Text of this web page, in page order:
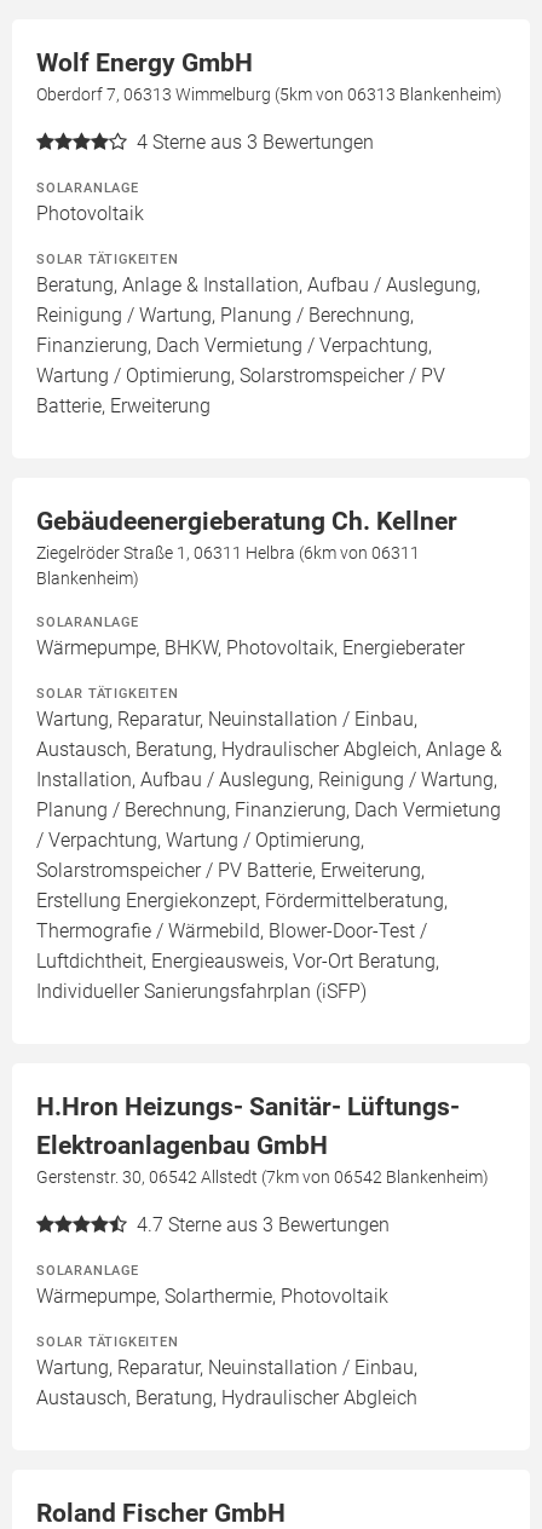
Wolf Energy GmbH
Oberdorf 7, 06313 Wimmelburg (5km von 06313 Blankenheim)
4 Sterne aus 3 Bewertungen
SOLARANLAGE
Photovoltaik
SOLAR TÄTIGKEITEN
Beratung, Anlage & Installation, Aufbau / Auslegung,
Reinigung / Wartung, Planung / Berechnung,
Finanzierung, Dach Vermietung / Verpachtung,
Wartung / Optimierung, Solarstromspeicher / PV
Batterie, Erweiterung
Gebäudeenergieberatung Ch. Kellner
Ziegelröder Straße 1, 06311 Helbra (6km von 06311
Blankenheim)
SOLARANLAGE
Wärmepumpe, BHKW, Photovoltaik, Energieberater
SOLAR TÄTIGKEITEN
Wartung, Reparatur, Neuinstallation / Einbau,
Austausch, Beratung, Hydraulischer Abgleich, Anlage &
Installation, Aufbau / Auslegung, Reinigung / Wartung,
Planung / Berechnung, Finanzierung, Dach Vermietung
/ Verpachtung, Wartung / Optimierung,
Solarstromspeicher / PV Batterie, Erweiterung,
Erstellung Energiekonzept, Fördermittelberatung,
Thermografie / Wärmebild, Blower-Door-Test /
Luftdichtheit, Energieausweis, Vor-Ort Beratung,
Individueller Sanierungsfahrplan (iSFP)
H.Hron Heizungs- Sanitär- Lüftungs-
Elektroanlagenbau GmbH
Gerstenstr. 30, 06542 Allstedt (7km von 06542 Blankenheim)
4.7 Sterne aus 3 Bewertungen
SOLARANLAGE
Wärmepumpe, Solarthermie, Photovoltaik
SOLAR TÄTIGKEITEN
Wartung, Reparatur, Neuinstallation / Einbau,
Austausch, Beratung, Hydraulischer Abgleich
Roland Fischer GmbH